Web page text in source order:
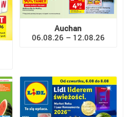
Auchan
06.08.26 – 12.08.26